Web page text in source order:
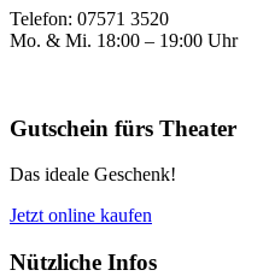
Telefon: 07571 3520
Mo. & Mi. 18:00 – 19:00 Uhr
Gutschein fürs Theater
Das ideale Geschenk!
Jetzt online kaufen
Nützliche Infos